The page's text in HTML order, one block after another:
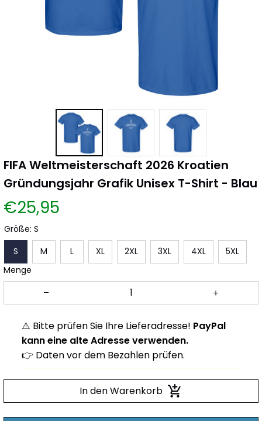
FIFA Weltmeisterschaft 2026 Kroatien
Gründungsjahr Grafik Unisex T-Shirt - Blau
€25,95
Größe: S
S
M L XL 2XL 3XL 4XL
5XL
Menge
⚠️ Bitte prüfen Sie Ihre Lieferadresse! PayPal
kann eine alte Adresse verwenden.
👉 Daten vor dem Bezahlen prüfen.
In den Warenkorb